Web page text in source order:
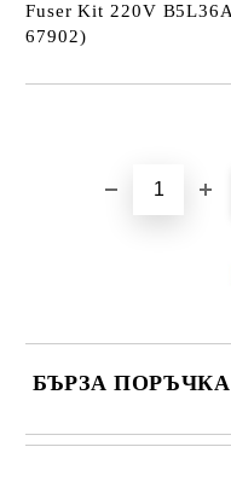
Fuser Kit 220V
67902)
БЪРЗА
САМО